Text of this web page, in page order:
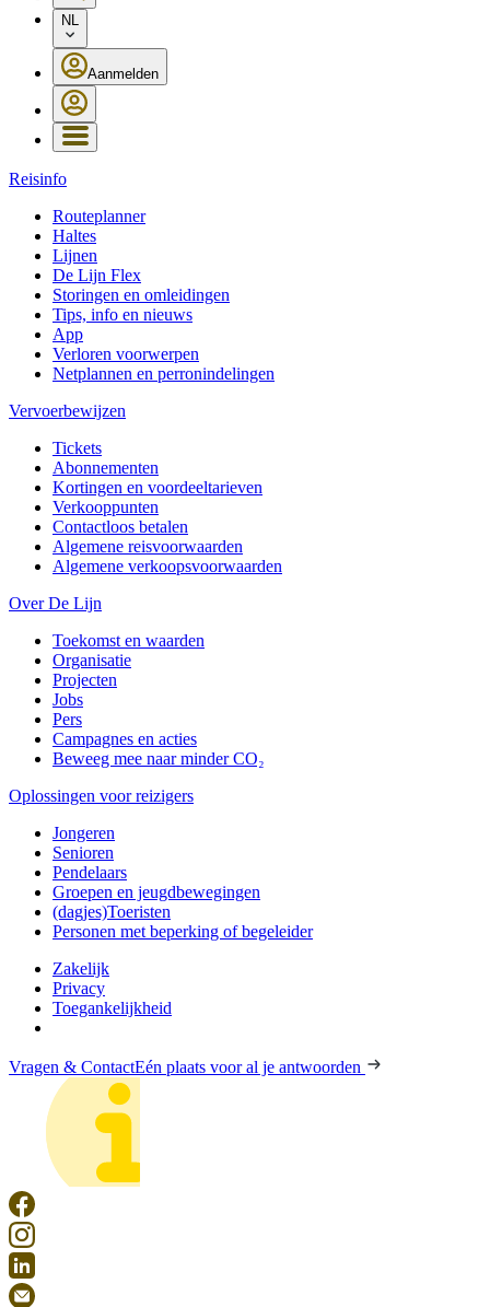
NL
Aanmelden
Reisinfo
Routeplanner
Haltes
Lijnen
De Lijn Flex
Storingen en omleidingen
Tips, info en nieuws
App
Verloren voorwerpen
Netplannen en perronindelingen
Vervoerbewijzen
Tickets
Abonnementen
Kortingen en voordeeltarieven
Verkooppunten
Contactloos betalen
Algemene reisvoorwaarden
Algemene verkoopsvoorwaarden
Over De Lijn
Toekomst en waarden
Organisatie
Projecten
Jobs
Pers
Campagnes en acties
Beweeg mee naar minder CO₂
Oplossingen voor reizigers
Jongeren
Senioren
Pendelaars
Groepen en jeugdbewegingen
(dagjes)Toeristen
Personen met beperking of begeleider
Zakelijk
Privacy
Toegankelijkheid
Vragen & ContactEén plaats voor al je antwoorden